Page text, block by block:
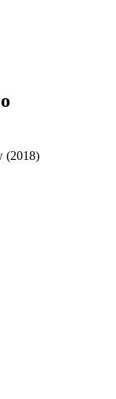
(2018)